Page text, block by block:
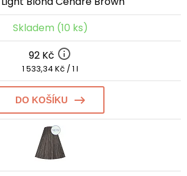
Skladem (10 ks)
92 Kč
1 533,34 Kč / 1 l
DO KOŠÍKU